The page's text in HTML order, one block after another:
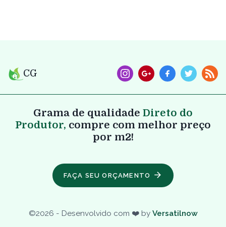
CG
Grama de qualidade Direto do
Produtor, compre com melhor preço
por m2!
FAÇA SEU ORÇAMENTO
©2026 - Desenvolvido com ❤️ by Versatilnow